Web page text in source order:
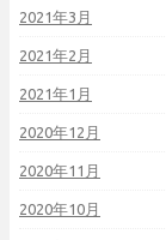
2021年3月
2021年2月
2021年1月
2020年12月
2020年11月
2020年10月